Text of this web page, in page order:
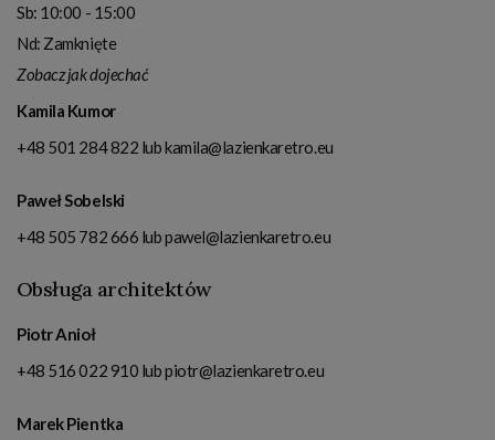
Sb: 10:00 - 15:00
Nd: Zamknięte
Zobacz jak dojechać
Kamila Kumor
+48 501 284 822 lubkamila@lazienkaretro.eu
Paweł Sobelski
+48 505 782 666 lubpawel@lazienkaretro.eu
Obsługa architektów
Piotr Anioł
+48 516 022 910 lubpiotr@lazienkaretro.eu
Marek Pientka